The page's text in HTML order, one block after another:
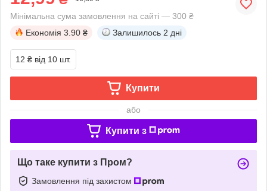
Мінімальна сума замовлення на сайті — 300 ₴
Економія 3.90 ₴ Залишилось 2 дні
12 ₴ від 10 шт.
Купити
або
Купити з
Що таке купити з Пром?
Замовлення під захистом